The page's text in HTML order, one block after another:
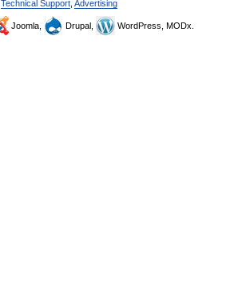
Technical Support Advertising
Joomla, Drupal, WordPress, MODx.